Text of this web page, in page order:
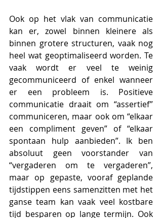
Ook op het vlak van communicatie
kan er, zowel binnen kleinere als
binnen grotere structuren, vaak nog
heel wat geoptimaliseerd worden. Te
vaak wordt er veel te weinig
gecommuniceerd of enkel wanneer
er een probleem is. Positieve
communicatie draait om “assertief”
communiceren, maar ook om “elkaar
een compliment geven” of “elkaar
spontaan hulp aanbieden”. Ik ben
absoluut geen voorstander van
“vergaderen om te vergaderen”,
maar op gepaste, vooraf geplande
tijdstippen eens samenzitten met het
ganse team kan vaak veel kostbare
tijd besparen op lange termijn. Ook